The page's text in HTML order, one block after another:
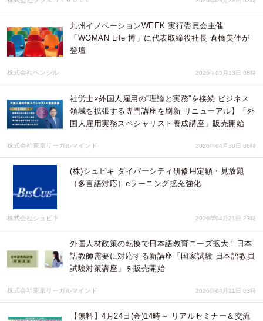
九州イノベーションWEEK 実行委員会主催
「WOMAN Life 博」に代表取締役社長 倉橋美佳が
登壇
株式会社ペンシル 2026年05月13日 08時
社労士×外国人雇用の“理論と実務”を接続 ビジネス
領域を拡張する専門講座を刷新 リニューアル】「外
国人雇用実務スペシャリスト養成講座」販売開始
株式会社東京リーガルマインド 2026年04月30日 06時
(株)シュビキ ダイバーシティ研修用定額・見放題
（多言語対応）eラーニング拡充強化
株式会社シュビキ 2026年04月21日 23時
外国人材政策の転換で日本語教育ニーズ拡大！日本
語教師需要に対応する新講座「国家試験 日本語教員
試験対策講座」を販売開始
株式会社東京リーガルマインド 2026年04月21日 03時
【無料】4月24日(金)14時～ リアルセミナー＆交流